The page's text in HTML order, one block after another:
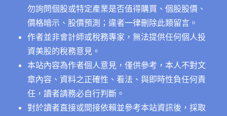
勿詢問個股或特定產業是否值得購買、個股股價、
價格暗示、股價預測；違者一律刪除此類留言。
作者並非會計師或稅務專家，無法提供任何個人投
資美股的稅務意見。
本站內容為作者個人意見，僅供參考，本人不對文
章內容、資料之正確性、看法、與即時性負任何責
任，讀者請務必自行判斷。
對於讀者直接或間接依賴並參考本站資訊後，採取